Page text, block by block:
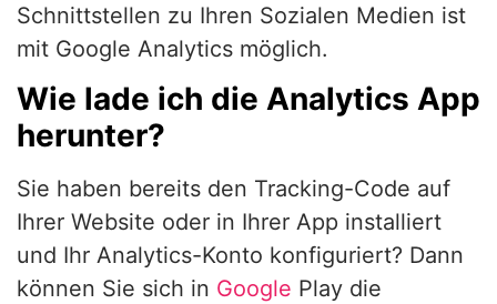
Schnittstellen zu Ihren Sozialen Medien ist
mit Google Analytics möglich.
Wie lade ich die Analytics App
herunter?
Sie haben bereits den Tracking-Code auf
Ihrer Website oder in Ihrer App installiert
und Ihr Analytics-Konto konfiguriert? Dann
können Sie sich in Google Play die